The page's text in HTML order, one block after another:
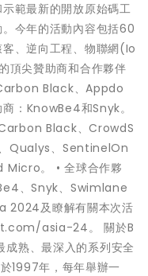
範最新的開放原始碼工
今年的活動內容包括60
、逆向工程、物聯網(Io
尖贊助商和合作夥伴
Black、Appdo
：KnowBe4和Snyk。
Black、CrowdS
Qualys、SentinelOn
。 • 全球合作夥
、Snyk、Swimlane
2024及瞭解有關本次活
asia-24。 關於B
熟、最深入的系列安全
1997年，每年舉辦一